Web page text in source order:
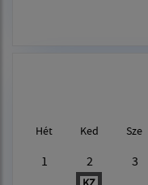
Hét Ked Sze
1 2 3